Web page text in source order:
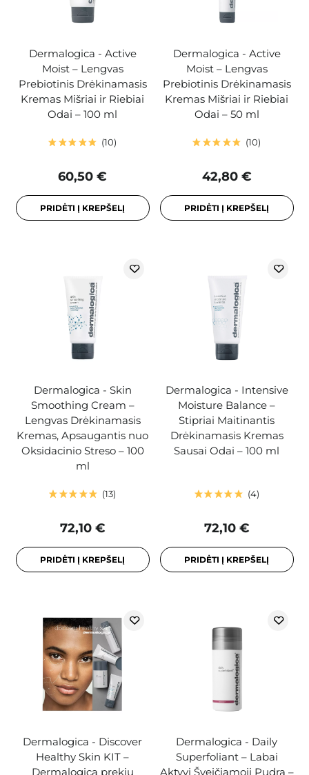
Dermalogica - Active
Moist – Lengvas
Prebiotinis Drėkinamasis
Kremas Mišriai ir Riebiai
Odai – 100 ml
10
60,50 €
PRIDĖTI Į KREPŠELĮ
Dermalogica - Active
Moist – Lengvas
Prebiotinis Drėkinamasis
Kremas Mišriai ir Riebiai
Odai – 50 ml
10
42,80 €
PRIDĖTI Į KREPŠELĮ
Dermalogica - Skin
Smoothing Cream –
Lengvas Drėkinamasis
Kremas, Apsaugantis nuo
Oksidacinio Streso – 100
ml
13
72,10 €
PRIDĖTI Į KREPŠELĮ
Dermalogica - Intensive
Moisture Balance –
Stipriai Maitinantis
Drėkinamasis Kremas
Sausai Odai – 100 ml
4
72,10 €
PRIDĖTI Į KREPŠELĮ
Dermalogica - Discover
Healthy Skin KIT –
Dermalogica prekių
Dermalogica - Daily
Superfoliant – Labai
Aktyvi Šveičiamoji Pudra –